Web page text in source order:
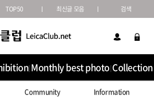
TOP50 최신글 모음 검색
Monthly best photo Collection
Community Information